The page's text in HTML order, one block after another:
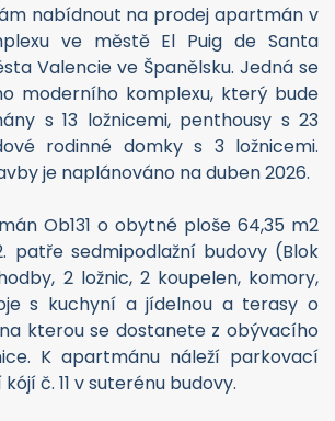
nabídnout na prodej apartmán v
ve městě El Puig de Santa
Valencie ve Španělsku. Jedná se
moderního komplexu, který bude
s 13 ložnicemi, penthousy s 23
rodinné domky s 3 ložnicemi.
je naplánováno na duben 2026.
Ob131 o obytné ploše 64,35 m2
patře sedmipodlažní budovy (Blok
2 ložnic, 2 koupelen, komory,
s kuchyní a jídelnou a terasy o
na kterou se dostanete z obývacího
K apartmánu náleží parkovací
č. 11 v suterénu budovy.